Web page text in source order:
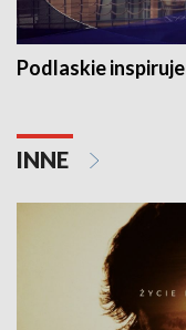
Podlaskie inspiruje
INNE